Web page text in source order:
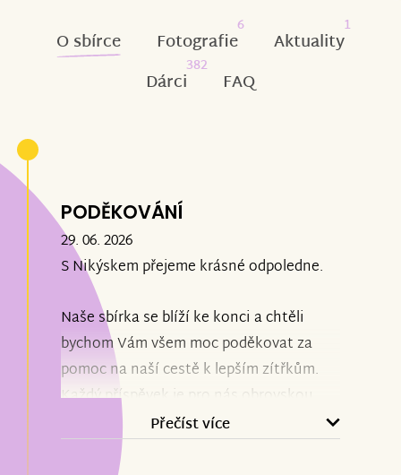
O sbírce Fotografie
6
Aktuality
1
Dárci
382
FAQ
PODĚKOVÁNÍ
29. 06. 2026
S Nikýskem přejeme krásné odpoledne.
Naše sbírka se blíží ke konci a chtěli
bychom Vám všem moc poděkovat za
pomoc na naší cestě k lepším zítřkům.
Každý příspěvek je pro nás obrovskou
podporou a důkazem, že na to nejsme
sami. Vaší pomoci si nesmírně vážíme.
Přečíst více